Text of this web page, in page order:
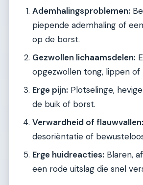
Ademhalingsproblemen:
piepende ademhaling of
op de borst.
Gezwollen lichaamsdelen:
opgezwollen tong, lippen of
Erge pijn: Plotselinge,
de buik of borst.
Verwardheid of flauwvallen:
desoriëntatie of
Erge huidreacties: Blaren,
een rode uitslag die snel